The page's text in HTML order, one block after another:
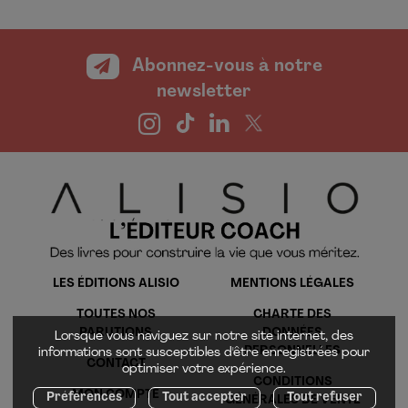
Lorsque vous naviguez sur notre site internet, des
informations sont susceptibles d'être enregistrées pour
optimiser votre expérience.
Préférences Tout accepter Tout refuser
Abonnez-vous à notre
newsletter
LES ÉDITIONS ALISIO
TOUTES NOS
PARUTIONS
CONTACT
MON COMPTE
MENTIONS LÉGALES
CHARTE DES
DONNÉES
PERSONNELLES
CONDITIONS
GÉNÉRALES DE VENTE